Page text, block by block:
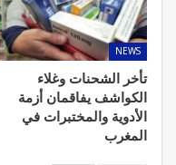
NEWS
تأخر الشحنات وغلاء
الكواشف يفاقمان أزمة
الأدوية والمختبرات في
المغرب